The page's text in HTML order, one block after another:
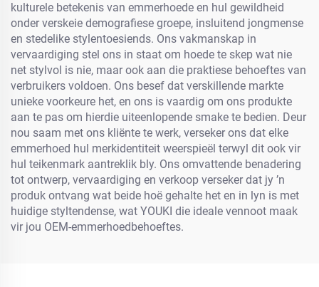
kulturele betekenis van emmerhoede en hul gewildheid
onder verskeie demografiese groepe, insluitend jongmense
en stedelike stylentoesiends. Ons vakmanskap in
vervaardiging stel ons in staat om hoede te skep wat nie
net stylvol is nie, maar ook aan die praktiese behoeftes van
verbruikers voldoen. Ons besef dat verskillende markte
unieke voorkeure het, en ons is vaardig om ons produkte
aan te pas om hierdie uiteenlopende smake te bedien. Deur
nou saam met ons kliënte te werk, verseker ons dat elke
emmerhoed hul merkidentiteit weerspieël terwyl dit ook vir
hul teikenmark aantreklik bly. Ons omvattende benadering
tot ontwerp, vervaardiging en verkoop verseker dat jy ’n
produk ontvang wat beide hoë gehalte het en in lyn is met
huidige styltendense, wat YOUKI die ideale vennoot maak
vir jou OEM-emmerhoedbehoeftes.